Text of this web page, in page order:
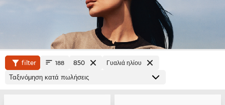
filter 188 850 Γυαλιά ηλίου